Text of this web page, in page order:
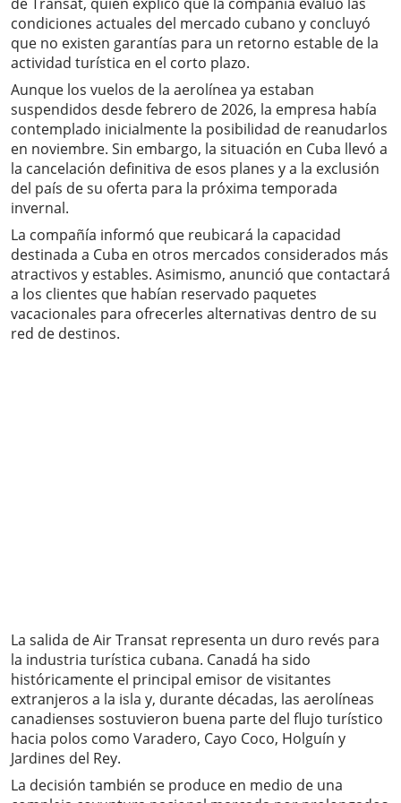
condiciones actuales del mercado cubano y concluyó
que no existen garantías para un retorno estable de la
actividad turística en el corto plazo.
Aunque los vuelos de la aerolínea ya estaban
suspendidos desde febrero de 2026, la empresa había
contemplado inicialmente la posibilidad de reanudarlos
en noviembre. Sin embargo, la situación en Cuba llevó a
la cancelación definitiva de esos planes y a la exclusión
del país de su oferta para la próxima temporada
invernal.
La compañía informó que reubicará la capacidad
destinada a Cuba en otros mercados considerados más
atractivos y estables. Asimismo, anunció que contactará
a los clientes que habían reservado paquetes
vacacionales para ofrecerles alternativas dentro de su
red de destinos.
La salida de Air Transat representa un duro revés para
la industria turística cubana. Canadá ha sido
históricamente el principal emisor de visitantes
extranjeros a la isla y, durante décadas, las aerolíneas
canadienses sostuvieron buena parte del flujo turístico
hacia polos como Varadero, Cayo Coco, Holguín y
Jardines del Rey.
La decisión también se produce en medio de una